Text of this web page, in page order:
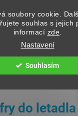
soubory cookie.
souhlas s jejich
informací zde.
Nastavení
Souhlasím
do